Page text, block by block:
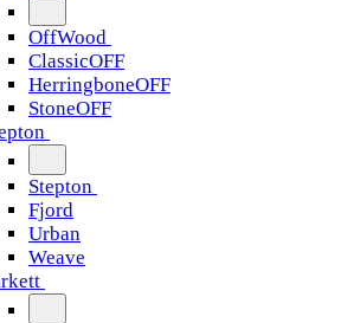
OffWood
ClassicOFF
HerringboneOFF
StoneOFF
Stepton
Fjord
Urban
Weave